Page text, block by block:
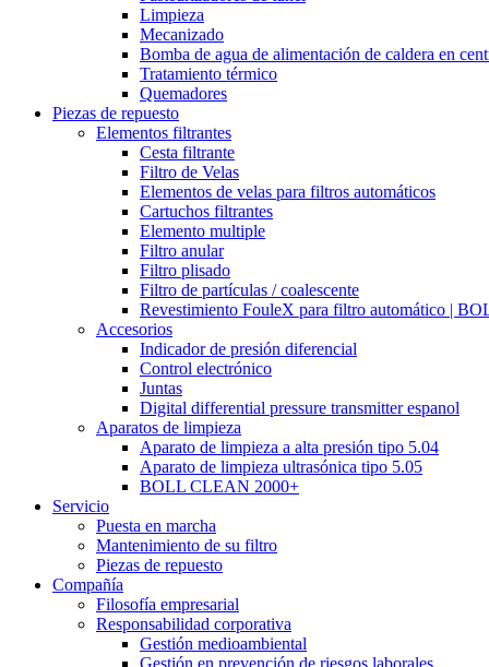
Limpieza
Mecanizado
Bomba de agua de alimentación de caldera en
Tratamiento térmico
Quemadores
Piezas de repuesto
Elementos filtrantes
Cesta filtrante
Filtro de Velas
Elementos de velas para filtros automáticos
Cartuchos filtrantes
Elemento multiple
Filtro anular
Filtro plisado
Filtro de partículas / coalescente
Revestimiento FouleX para filtro automático |
Accesorios
Indicador de presión diferencial
Control electrónico
Juntas
Digital differential pressure transmitter espanol
Aparatos de limpieza
Aparato de limpieza a alta presión tipo 5.04
Aparato de limpieza ultrasónica tipo 5.05
BOLL CLEAN 2000+
Servicio
Puesta en marcha
Mantenimiento de su filtro
Piezas de repuesto
Compañía
Filosofía empresarial
Responsabilidad corporativa
Gestión medioambiental